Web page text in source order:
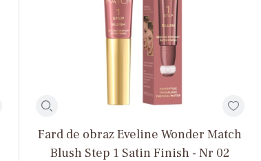
Fard de obraz Eveline Wonder Match
Blush Step 1 Satin Finish - Nr 02